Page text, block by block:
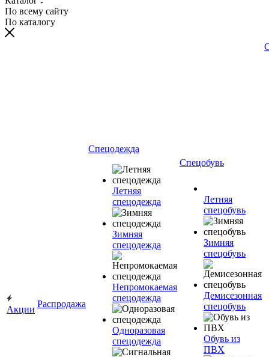
По всему сайту
По каталогу
Акции
Распродажа
Спецодежда
Летняя
спецодежда
Зимняя
спецодежда
Непромокаемая
спецодежда
Одноразовая
спецодежда
Спецобувь
Летняя
спецобувь
Зимняя
спецобувь
Демисезонная
спецобувь
Обувь из
ПВХ